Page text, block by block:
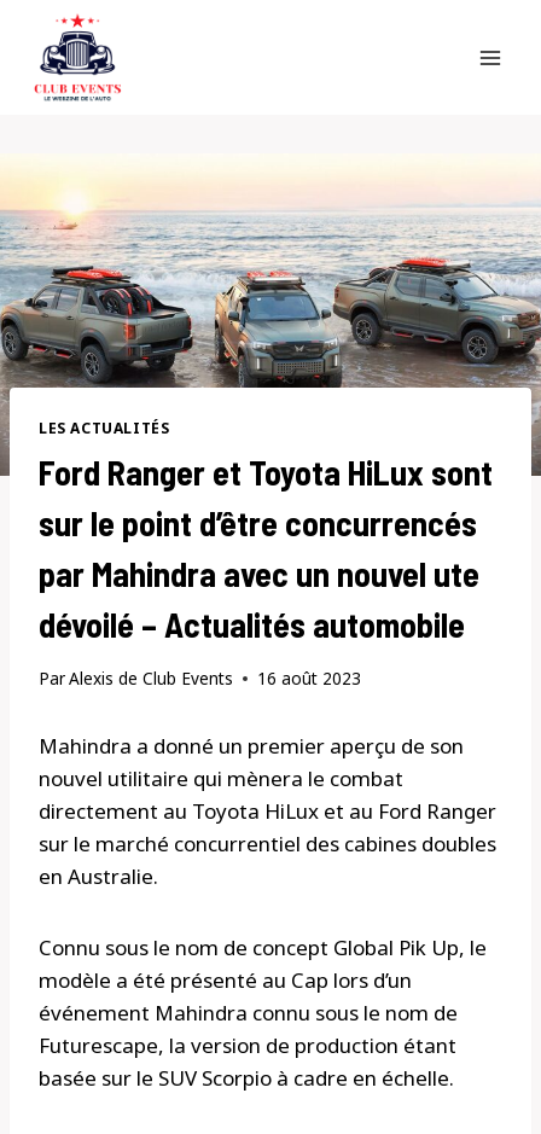
content
LES ACTUALITÉS
Ford Ranger et Toyota HiLux sont
sur le point d’être concurrencés
par Mahindra avec un nouvel ute
dévoilé – Actualités automobile
ParAlexis de Club Events 16 août 2023
Mahindra a donné un premier aperçu de son
nouvel utilitaire qui mènera le combat
directement au Toyota HiLux et au Ford Ranger
sur le marché concurrentiel des cabines doubles
en Australie.
Connu sous le nom de concept Global Pik Up, le
modèle a été présenté au Cap lors d’un
événement Mahindra connu sous le nom de
Futurescape, la version de production étant
basée sur le SUV Scorpio à cadre en échelle.